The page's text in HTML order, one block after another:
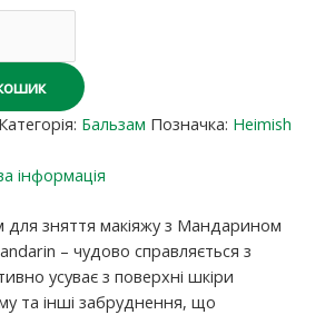
Категорія: Бальзам Позначка: Heimish
інформація
для зняття макіяжу з Мандарином
– чудово справляється з
усуває з поверхні шкіри
та інші забруднення, що